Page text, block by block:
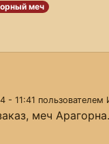
меч
11:41 пользователем
меч